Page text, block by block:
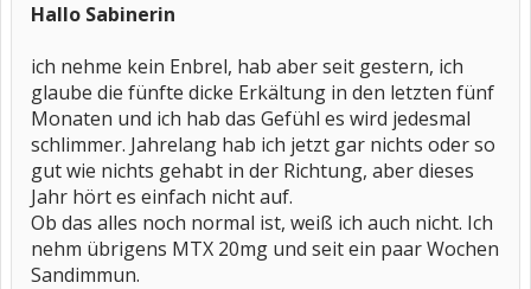
Hallo Sabinerin
ich nehme kein Enbrel, hab aber seit gestern, ich
glaube die fünfte dicke Erkältung in den letzten fünf
Monaten und ich hab das Gefühl es wird jedesmal
schlimmer. Jahrelang hab ich jetzt gar nichts oder so
gut wie nichts gehabt in der Richtung, aber dieses
Jahr hört es einfach nicht auf.
Ob das alles noch normal ist, weiß ich auch nicht. Ich
nehm übrigens MTX 20mg und seit ein paar Wochen
Sandimmun.